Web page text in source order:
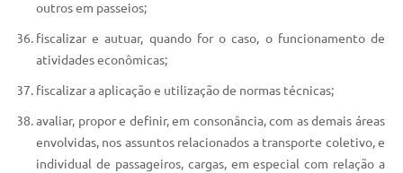
outros em passeios;
fiscalizar e autuar, quando for o caso, o funcionamento de
atividades econômicas;
fiscalizar a aplicação e utilização de normas técnicas;
avaliar, propor e definir, em consonância, com as demais áreas
envolvidas, nos assuntos relacionados a transporte coletivo, e
individual de passageiros, cargas, em especial com relação a